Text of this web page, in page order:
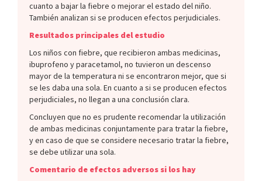
cuanto a bajar la fiebre o mejorar el estado del niño.
También analizan si se producen efectos perjudiciales.
Resultados principales del estudio
Los niños con fiebre, que recibieron ambas medicinas,
ibuprofeno y paracetamol, no tuvieron un descenso
mayor de la temperatura ni se encontraron mejor, que si
se les daba una sola. En cuanto a si se producen efectos
perjudiciales, no llegan a una conclusión clara.
Concluyen que no es prudente recomendar la utilización
de ambas medicinas conjuntamente para tratar la fiebre,
y en caso de que se considere necesario tratar la fiebre,
se debe utilizar una sola.
Comentario de efectos adversos si los hay